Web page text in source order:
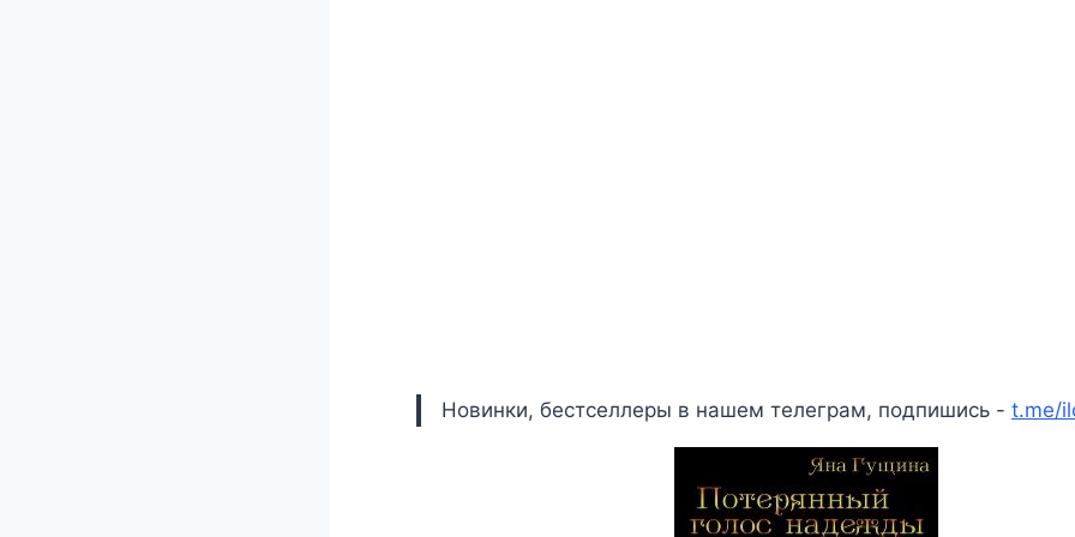
Новинки, бестселлеры в нашем телеграм, подпишись - t.me/